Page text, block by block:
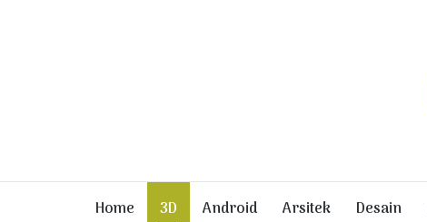
Home 3D Android Arsitek Desain